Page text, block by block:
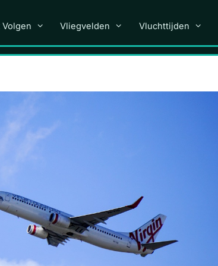
Vliegvelden Vluchttijden